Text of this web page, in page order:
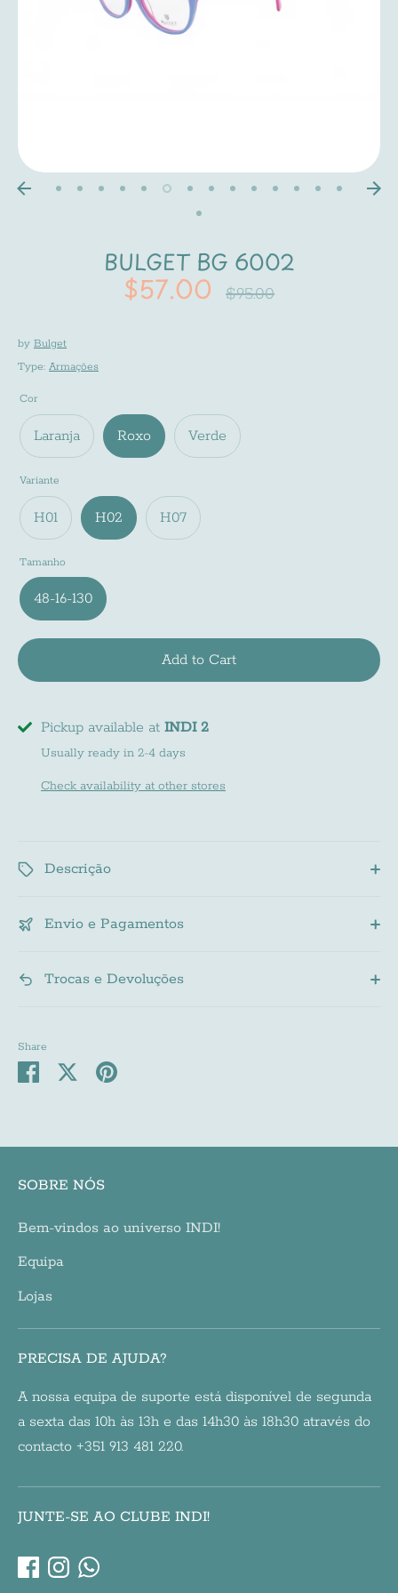
BULGET BG 6002
$57.00
Regular
$95.00
by Bulget
Type: Armações
Cor
Laranja Roxo Verde
Variante
H01 H02 H07
Tamanho
48-16-130
Add to Cart
Pickup available at INDI 2
Usually ready in 2-4 days
Check availability at other stores
Descrição
Envio e Pagamentos
Trocas e Devoluções
Share
Share SharePin
Subscreve a nossa newsletter e fica a par de
Subscribe
SOBRE NÓS
Bem-vindos ao universo INDI!
Equipa
Lojas
PRECISA DE AJUDA?
A nossa equipa de suporte está disponível de segunda
a sexta das 10h às 13h e das 14h30 às 18h30 através do
contacto +351 913 481 220.
JUNTE-SE AO CLUBE INDI!